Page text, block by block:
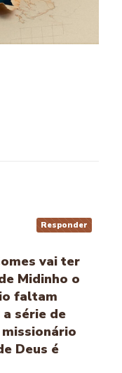
vai ter
Midinho o
faltam
série de
Deus é
Responder